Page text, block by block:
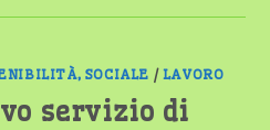
SOCIALE / LAVORO
servizio di